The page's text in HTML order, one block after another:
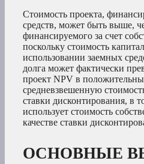
Стоимость проекта,
средств, может быть выше,
финансируемого за счет
поскольку стоимость
использовании заемных
долга может фактически
проект NPV в
средневзвешенную
ставки дисконтирования, в
использует стоимость
качестве ставки
ОСНОВНЫЕ